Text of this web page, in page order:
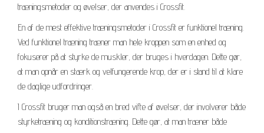
træningsmetoder og øvelser, der anvendes i Crossfit.
En af de mest effektive træningsmetoder i Crossfit er funktionel træning.
Ved funktionel træning træner man hele kroppen som en enhed og
fokuserer på at styrke de muskler, der bruges i hverdagen. Dette gør,
at man opnår en stærk og velfungerende krop, der er i stand til at klare
de daglige udfordringer.
I Crossfit bruger man også en bred vifte af øvelser, der involverer både
styrketræning og konditionstræning. Dette gør, at man træner både